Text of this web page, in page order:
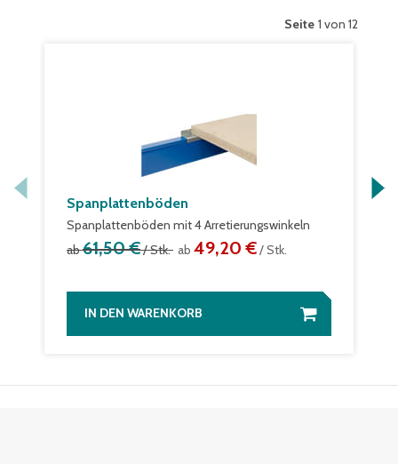
Seite 1 von 12
Spanplattenböden
Spanplattenböden mit 4 Arretierungswinkeln
ab61,50 €/ Stk. ab 49,20 €/ Stk.
IN DEN WARENKORB